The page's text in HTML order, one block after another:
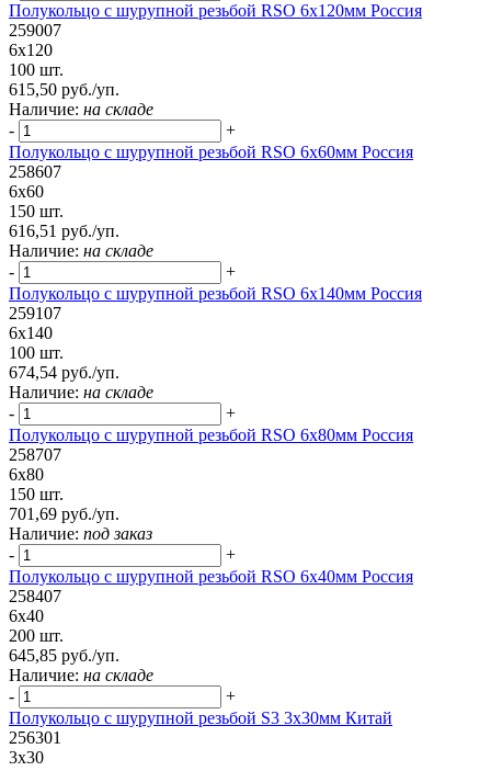
Полукольцо с шурупной резьбой RSO 6х120мм Россия
259007
6х120
100 шт.
615,50 руб./уп.
Наличие: на складе
-
+
Полукольцо с шурупной резьбой RSO 6х60мм Россия
258607
6х60
150 шт.
616,51 руб./уп.
Наличие: на складе
-
+
Полукольцо с шурупной резьбой RSO 6х140мм Россия
259107
6х140
100 шт.
674,54 руб./уп.
Наличие: на складе
-
+
Полукольцо с шурупной резьбой RSO 6х80мм Россия
258707
6х80
150 шт.
701,69 руб./уп.
Наличие: под заказ
-
+
Полукольцо с шурупной резьбой RSO 6х40мм Россия
258407
6х40
200 шт.
645,85 руб./уп.
Наличие: на складе
-
+
Полукольцо с шурупной резьбой S3 3х30мм Китай
256301
3х30